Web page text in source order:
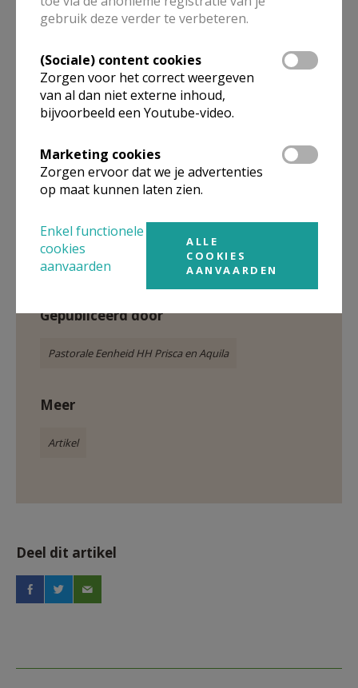
Dankviering Heultje © MDR
Gepubliceerd door
Pastorale Eenheid HH Prisca en Aquila
Meer
Artikel
Deel dit artikel
gebruik deze verder te verbeteren.
(Sociale) content cookies
Zorgen voor het correct weergeven
van al dan niet externe inhoud,
bijvoorbeeld een Youtube-video.
Marketing cookies
Zorgen ervoor dat we je advertenties
op maat kunnen laten zien.
Enkel functionele
cookies
aanvaarden
ALLE
COOKIES
AANVAARDEN